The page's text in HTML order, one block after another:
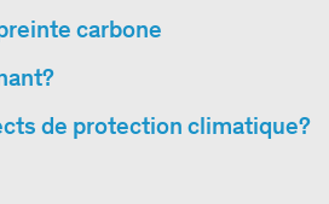
carbone
de protection climatique?